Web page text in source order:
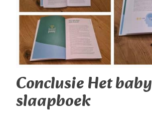
Conclusie Het baby
slaapboek